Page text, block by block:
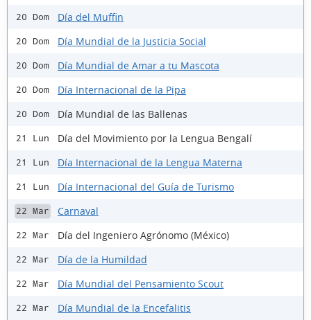
20 Dom Día del Muffin
20 Dom Día Mundial de la Justicia Social
20 Dom Día Mundial de Amar a tu Mascota
20 Dom Día Internacional de la Pipa
20 Dom Día Mundial de las Ballenas
21 Lun Día del Movimiento por la Lengua Bengalí
21 Lun Día Internacional de la Lengua Materna
21 Lun Día Internacional del Guía de Turismo
22 Mar Carnaval
22 Mar Día del Ingeniero Agrónomo (México)
22 Mar Día de la Humildad
22 Mar Día Mundial del Pensamiento Scout
22 Mar Día Mundial de la Encefalitis